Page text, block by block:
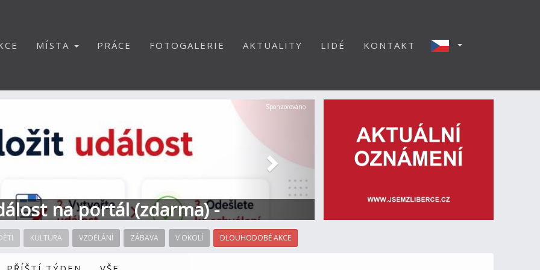
MÍSTA PRÁCE FOTOGALERIE AKTUALITY LIDÉ KONTAKT
na portál (zdarma) -
Další
Sponzorováno
KULTURA VZDĚLÁNÍ ZÁBAVA V OKOLÍ DLOUHODOBÉ AKCE